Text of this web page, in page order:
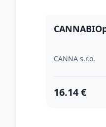
CANNA s.r.o.
16.14 €